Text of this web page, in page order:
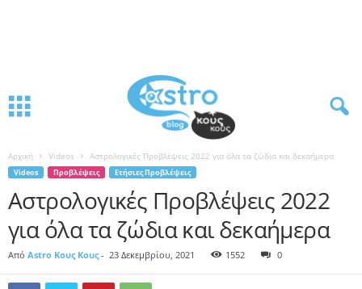
Αρχική Videos Αστρολογικές Προβλέψεις 2022 για όλα τα ζώδια και δεκαήμερα
Videos Προβλέψεις Ετήσιες Προβλέψεις
Αστρολογικές Προβλέψεις 2022
για όλα τα ζώδια και δεκαήμερα
Από Astro Κους Κους- 23 Δεκεμβρίου, 2021 1552 0